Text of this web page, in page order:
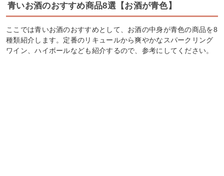
青いお酒のおすすめ商品8選【お酒が青色】
ここでは青いお酒のおすすめとして、お酒の中身が青色の商品を8
種類紹介します。定番のリキュールから爽やかなスパークリング
ワイン、ハイボールなども紹介するので、参考にしてください。